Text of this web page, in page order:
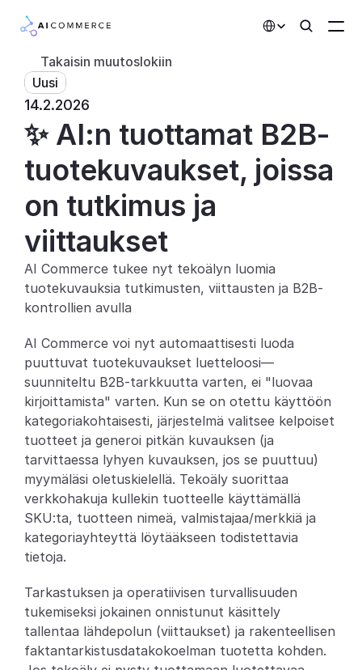
AI-toiminnot
Kumppanit
Hinnoittelu
Kehittäjille
Integraatiot
Blogi
Partners
Asiakkaat
Tekoälyominaisuudet
Muutosloki
Tietoa
Select Language
Varaa d emo
Takaisin muutoslokiin
Uusi
14.2.2026
✨ AI:n tuottamat B2B-
tuotekuvaukset, joissa
on tutkimus ja
viittaukset
AI Commerce tukee nyt tekoälyn luomia
tuotekuvauksia tutkimusten, viittausten ja B2B-
kontrollien avulla
AI Commerce voi nyt automaattisesti luoda
puuttuvat tuotekuvaukset luetteloosi—
suunniteltu B2B-tarkkuutta varten, ei "luovaa
kirjoittamista" varten. Kun se on otettu käyttöön
kategoriakohtaisesti, järjestelmä valitsee kelpoiset
tuotteet ja generoi pitkän kuvauksen (ja
tarvittaessa lyhyen kuvauksen, jos se puuttuu)
myymäläsi oletuskielellä. Tekoäly suorittaa
verkkohakuja kullekin tuotteelle käyttämällä
SKU:ta, tuotteen nimeä, valmistajaa/merkkiä ja
kategoriayhteyttä löytääkseen todistettavia
tietoja.
Tarkastuksen ja operatiivisen turvallisuuden
tukemiseksi jokainen onnistunut käsittely
tallentaa lähdepolun (viittaukset) ja rakenteellisen
faktantarkistusdatakokoelman tuotetta kohden.